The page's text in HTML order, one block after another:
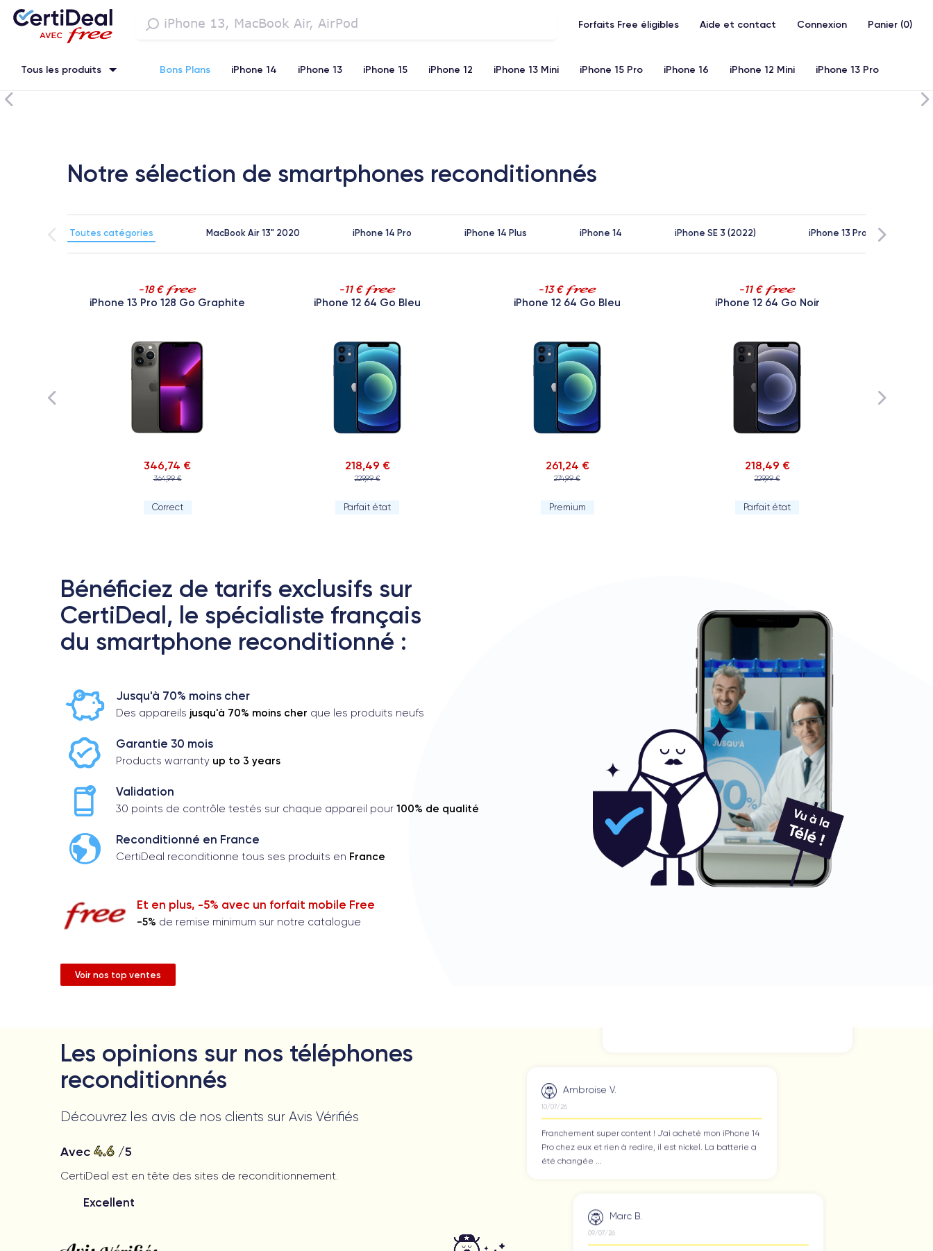
Forfaits Free éligibles Aide et contact Connexion Panier (0)
Tous les produits Bons Plans iPhone 14 iPhone 13 iPhone 15 iPhone 12 iPhone 13 Mini iPhone 15 Pro iPhone 16 iPhone 12 Mini iPhone 13 Pro
Notre sélection de smartphones reconditionnés
Toutes catégories MacBook Air 13" 2020 iPhone 14 Pro iPhone 14 Plus iPhone 14 iPhone SE 3 (2022) iPhone 13 Pro Max
-18 €
iPhone 13 Pro 128 Go Graphite
346,74 €
364,99 €
Correct
-11 €
iPhone 12 64 Go Bleu
218,49 €
229,99 €
Parfait état
-13 €
iPhone 12 64 Go Bleu
261,24 €
274,99 €
Premium
-11 €
iPhone 12 64 Go Noir
218,49 €
229,99 €
Parfait état
Bénéficiez de tarifs exclusifs sur
CertiDeal, le spécialiste français
du smartphone reconditionné :
Jusqu'à 70% moins cher
Des appareils jusqu'à 70% moins cher que les produits neufs
Garantie 30 mois
Products warranty up to 3 years
Validation
30 points de contrôle testés sur chaque appareil pour 100% de qualité
Reconditionné en France
CertiDeal reconditionne tous ses produits en France
Et en plus, -5% avec un forfait mobile Free
-5% de remise minimum sur notre catalogue
Voir nos top ventes
Les opinions sur nos téléphones
reconditionnés
Découvrez les avis de nos clients sur Avis Vérifiés
Avec 4.6 /5
CertiDeal est en tête des sites de reconditionnement.
Excellent
Très bien, service impeccable, satisfait de mon achat.
Jean-yves J.
26/07/26
Merci beaucoup à l’équipe, iPhone 15 pro max d’un état
comme neuf comme la batterie. Je suis très content de
mon achat et ...
Henri D.